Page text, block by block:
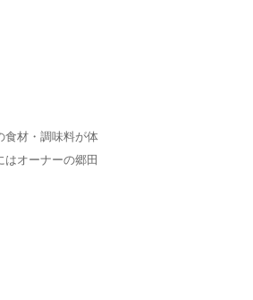
食材・調味料が体
オーナーの郷田